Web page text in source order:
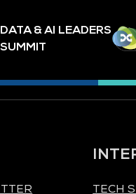
DATA & AI LEADERS
SUMMIT
TECH